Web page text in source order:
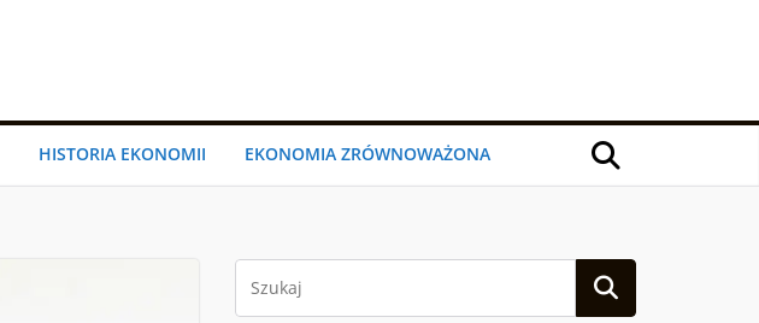
HISTORIA EKONOMII EKONOMIA ZRÓWNOWAŻONA